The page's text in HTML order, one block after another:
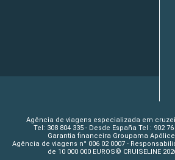
Agência de viagens especializada em
Tel: 308 804 335 - Desde España Tel : 902
Garantia financeira Groupama Apólice
Agência de viagens n° 006 02 0007 -
de 10 000 000 EUROS© CRUISELINE